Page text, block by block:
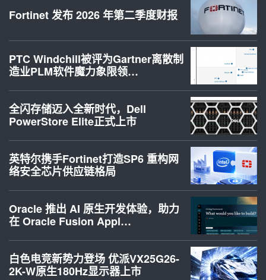
Fortinet 发布 2026 年第二季度财报
PTC Windchill被评为Gartner离散制
造业PLM软件魔力象限领…
全闪存储迈入全新时代，Dell
PowerStore Elite正式上市
英特尔携手Fortinet打造SP6 重构网
络安全芯片供应链格局
Oracle 推出 AI 原生开发体验，助力
在 Oracle Fusion Appl…
白色电竞新势力登场 优派VX25G26-
2K-W原生180Hz显示器上市